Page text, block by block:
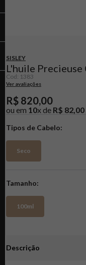
SISLEY
L'huile Precieuse
Cod: 1383
Ver avaliações
R$ 820,00
ou em 10x de R$ 82,00
Tipos de Cabelo
Seco
Tamanho
100ml
Descrição